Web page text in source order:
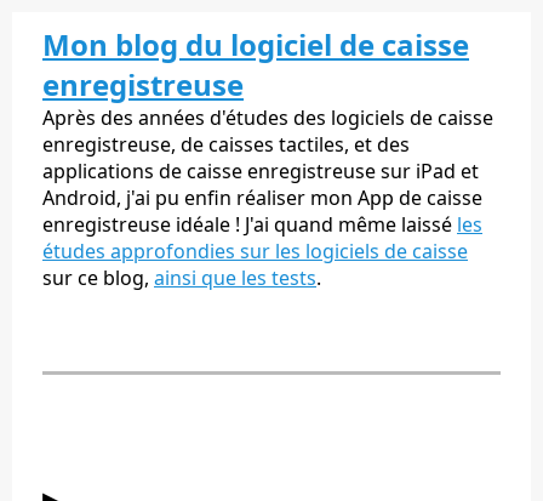
Mon blog du logiciel de caisse
enregistreuse
Après des années d'études des logiciels de caisse
enregistreuse, de caisses tactiles, et des
applications de caisse enregistreuse sur iPad et
Android, j'ai pu enfin réaliser mon App de caisse
enregistreuse idéale ! J'ai quand même laissé les
études approfondies sur les logiciels de caisse
sur ce blog, ainsi que les tests.